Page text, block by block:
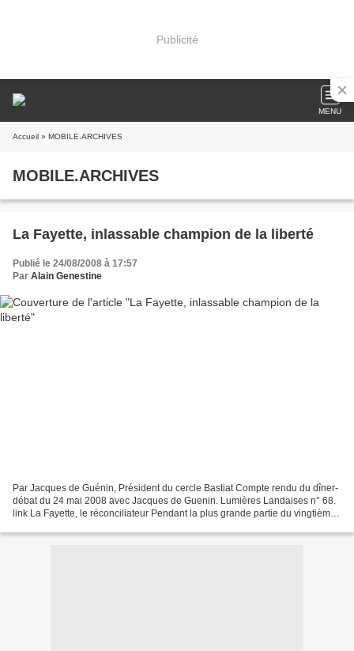
Publicité
MENU
Accueil » MOBILE.ARCHIVES
MOBILE.ARCHIVES
La Fayette, inlassable champion de la liberté
Publié le 24/08/2008 à 17:57
Par Alain Genestine
Par Jacques de Guénin, Président du cercle Bastiat Compte rendu du dîner-
débat du 24 mai 2008 avec Jacques de Guenin. Lumières Landaises n° 68.
link La Fayette, le réconciliateur Pendant la plus grande partie du vingtième